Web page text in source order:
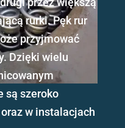
rurki. Pęk rur
przyjmować
Dzięki wielu
są szeroko
w instalacjach